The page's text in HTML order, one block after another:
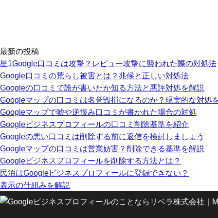
最新の投稿
星1Google口コミは攻撃？レビュー攻撃に襲われた際の対処法
Google口コミの荒らし被害とは？兆候と正しい対処法
Googleの口コミで誰が書いたか知る方法と悪評対処を解説
Googleマップの口コミは名誉毀損になるのか？現実的な対処
Googleマップで嘘や逆恨み口コミが書かれた場合の対処
Googleビジネスプロフィールの口コミ削除基準を紹介
Googleの悪い口コミは削除する前に返信を検討しましょう
Googleマップの口コミは営業妨害？削除できる基準を解説
Googleビジネスプロフィールを削除する方法とは？
民泊はGoogleビジネスプロフィールに登録できない？
表示の仕組みを解説